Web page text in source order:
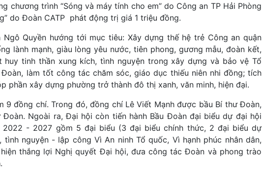
trình “Sóng và máy tính cho em” do Công an TP Hải Phòng
do Đoàn CATP phát động trị giá 1 triệu đồng.
Quyền hướng tới mục tiêu: Xây dựng thế hệ trẻ Công an quận
lành mạnh, giàu lòng yêu nước, tiên phong, gương mẫu, đoàn kết,
tinh thần xung kích, tình nguyện trong xây dựng và bảo vệ Tổ
làm tốt công tác chăm sóc, giáo dục thiếu niên nhi đồng; tích
xây dựng phường trở thành đô thị xanh, văn minh, hiện đại.
9 đồng chí. Trong đó, đồng chí Lê Viết Mạnh được bầu Bí thư Đoàn,
Ngoài ra, Đại hội còn tiến hành Bầu Đoàn đại biểu dự đại hội
2022 - 2027 gồm 5 đại biểu (3 đại biểu chính thức, 2 đại biểu dự
nguyện - lập công Vì An ninh Tổ quốc, Vì hạnh phúc nhân dân,
thắng lợi Nghị quyết Đại hội, đưa công tác Đoàn và phong trào